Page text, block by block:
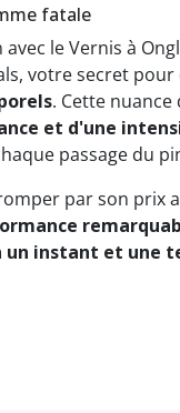
fatale
le Vernis à
votre secret pour
. Cette nuance
et d'une
passage du
par son prix
un instant et une